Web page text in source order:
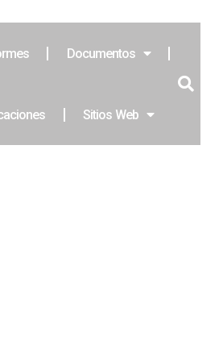
Documentos
Sitios Web